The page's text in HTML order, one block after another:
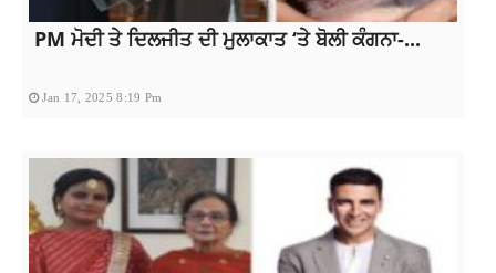
PM ਮੋਦੀ ਤੇ ਦਿਲਜੀਤ ਦੀ ਮੁਲਾਕਾਤ ‘ਤੇ ਬੋਲੀ ਕੰਗਨਾ-...
Jan 17, 2025 8:19 Pm